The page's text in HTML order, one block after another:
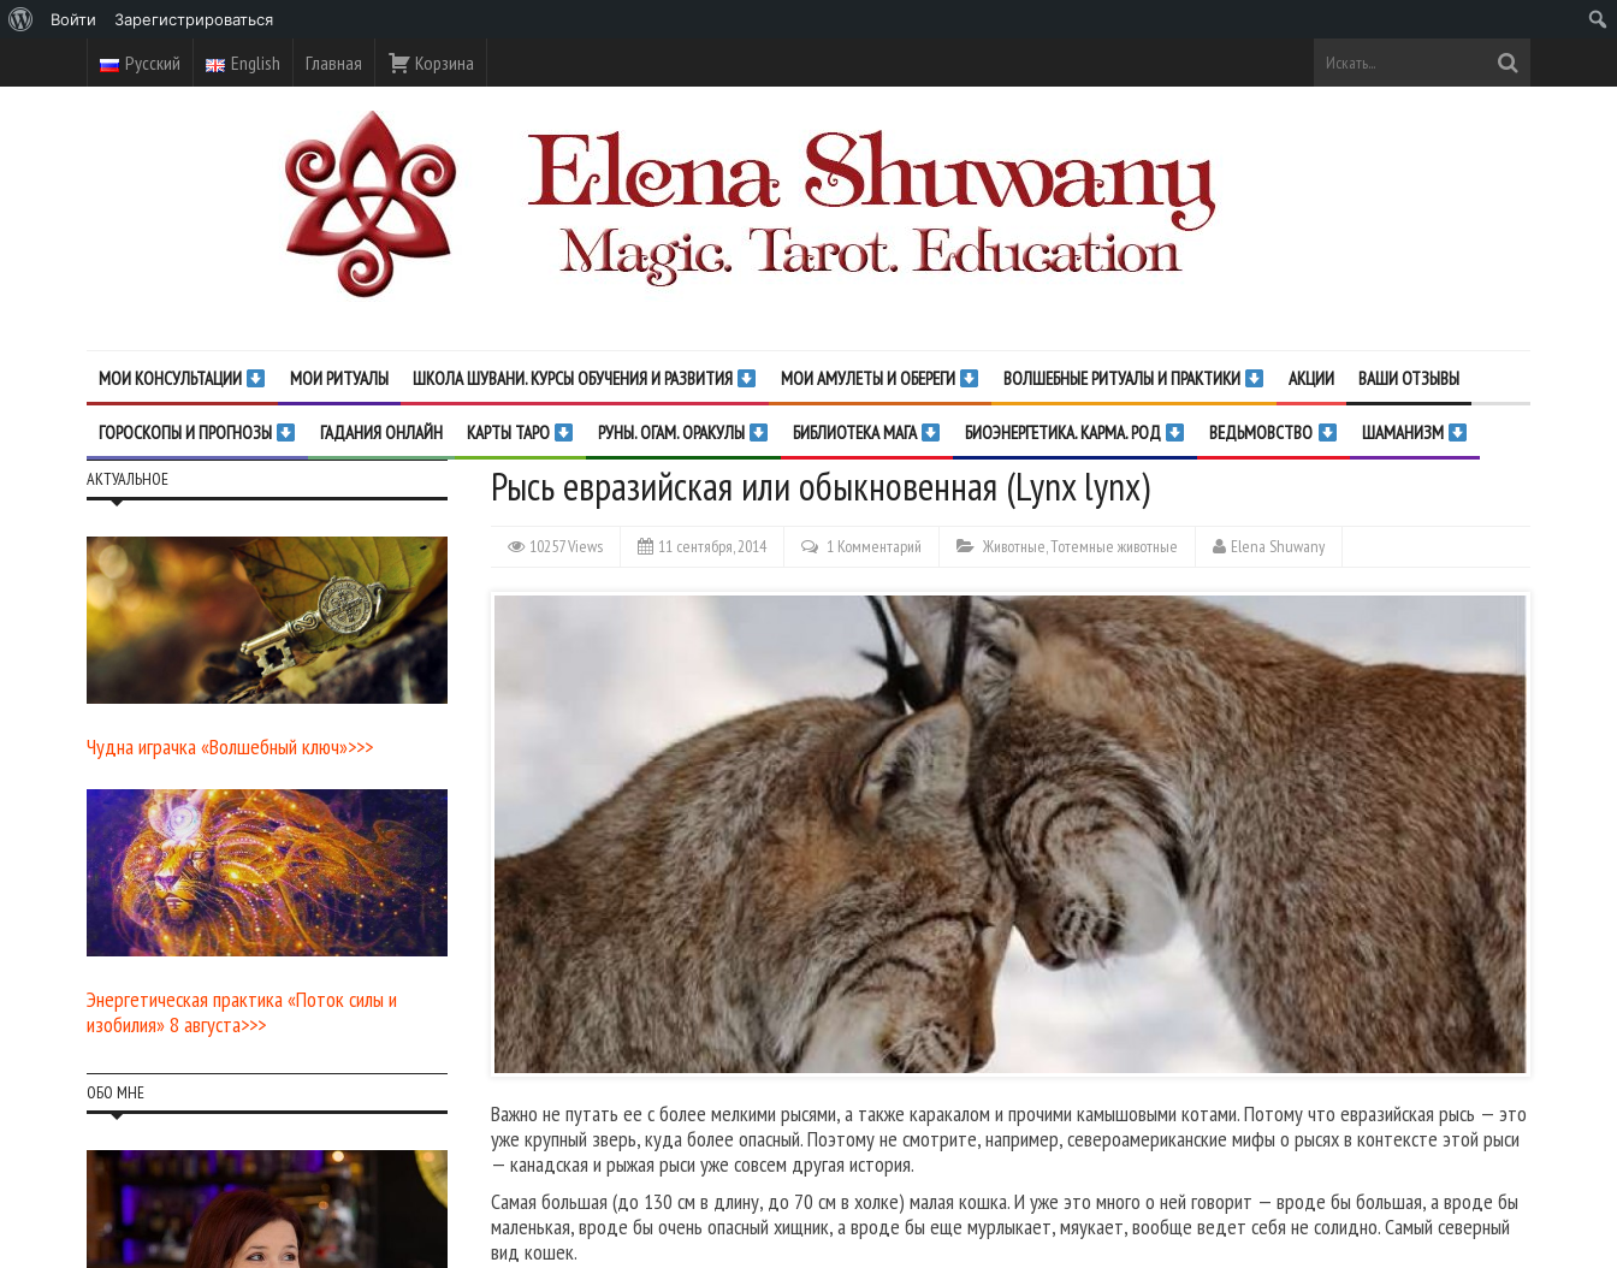
Русский English Главная Корзина
МОИ КОНСУЛЬТАЦИИ МОИ РИТУАЛЫ ШКОЛА ШУВАНИ. КУРСЫ ОБУЧЕНИЯ И РАЗВИТИЯ МОИ АМУЛЕТЫ И ОБЕРЕГИ ВОЛШЕБНЫЕ РИТУАЛЫ И ПРАКТИКИ АКЦИИ ВАШИ ОТЗЫВЫ
ГОРОСКОПЫ И ПРОГНОЗЫ ГАДАНИЯ ОНЛАЙН КАРТЫ ТАРО РУНЫ. ОГАМ. ОРАКУЛЫ БИБЛИОТЕКА МАГА БИОЭНЕРГЕТИКА. КАРМА. РОД ВЕДЬМОВСТВО ШАМАНИЗМ
Рысь евразийская или обыкновенная (Lynx lynx)
10257 Views 11 сентября, 2014 1 Комментарий Животные,Тотемные животные Elena Shuwany
Важно не путать ее с более мелкими рысями, а также каракалом и прочими камышовыми котами. Потому что евразийская рысь — это
уже крупный зверь, куда более опасный. Поэтому не смотрите, например, североамериканские мифы о рысях в контексте этой рыси
— канадская и рыжая рыси уже совсем другая история.
Самая большая (до 130 см в длину, до 70 см в холке) малая кошка. И уже это много о ней говорит — вроде бы большая, а вроде бы
маленькая, вроде бы очень опасный хищник, а вроде бы еще мурлыкает, мяукает, вообще ведет себя не солидно. Самый северный
вид кошек.
АКТУАЛЬНОЕ
Чудна играчка «Волшебный ключ»>>>
Энергетическая практика «Поток силы и
изобилия» 8 августа>>>
ОБО МНЕ
WordPress
Войти Зарегистрироваться